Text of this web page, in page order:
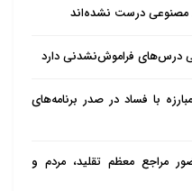
مصنوعی درست نشده‌اند
درس‌های فراموش‌نشدنی دارد
با فساد در صدر برنامه‌های
مراجع معظم تقلید، مردم و